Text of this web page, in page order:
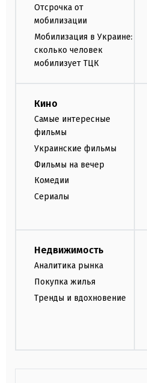
Отсрочка от
мобилизации
Мобилизация в Украине:
сколько человек
мобилизует ТЦК
Кино
Самые интересные
фильмы
Украинские фильмы
Фильмы на вечер
Комедии
Сериалы
Недвижимость
Аналитика рынка
Покупка жилья
Тренды и вдохновение